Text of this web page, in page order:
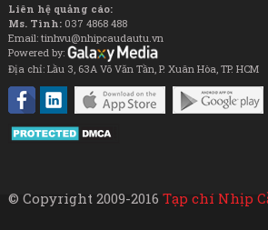
Liên hệ quảng cáo:
Ms. Tình: 037 4868 488
Email: tinhvu@nhipcaudautu.vn
Powered by:
Địa chỉ: Lầu 3, 63A Võ Văn Tần, P. Xuân Hòa, TP. HCM
© Copyright 2009-2016 Tạp chí Nhịp